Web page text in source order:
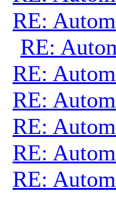
RE:
RE:
RE:
RE:
RE:
RE:
RE: